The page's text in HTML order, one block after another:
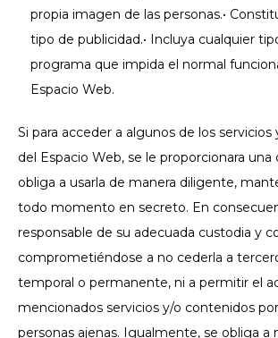
propia imagen de las personas.•
tipo de publicidad.• Incluya cualquier
programa que impida el normal
Espacio Web.
Si para acceder a algunos de los
del Espacio Web, se le proporcionara una
obliga a usarla de manera diligente,
todo momento en secreto. En
responsable de su adecuada custodia y
comprometiéndose a no cederla a
temporal o permanente, ni a permitir el
mencionados servicios y/o contenidos
personas ajenas. Igualmente, se obliga a